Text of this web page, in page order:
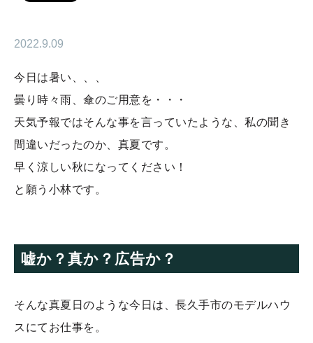
2022.9.09
今日は暑い、、、
曇り時々雨、傘のご用意を・・・
天気予報ではそんな事を言っていたような、私の聞き
間違いだったのか、真夏です。
早く涼しい秋になってください！
と願う小林です。
嘘か？真か？広告か？
そんな真夏日のような今日は、長久手市のモデルハウ
スにてお仕事を。